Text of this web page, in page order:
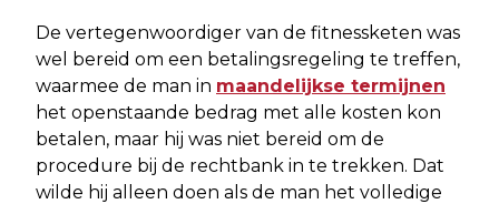
De vertegenwoordiger van de fitnessketen was
wel bereid om een betalingsregeling te treffen,
waarmee de man in maandelijkse termijnen
het openstaande bedrag met alle kosten kon
betalen, maar hij was niet bereid om de
procedure bij de rechtbank in te trekken. Dat
wilde hij alleen doen als de man het volledige